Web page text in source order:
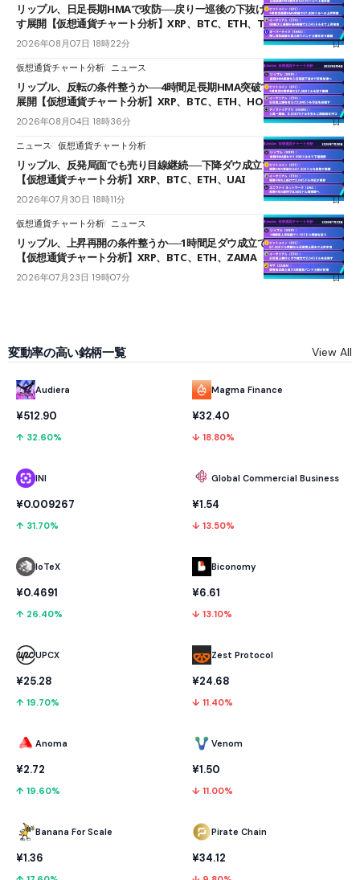
リップル、日足長期HMAで攻防──戻り一巡後の下抜けで0.95ドルを試
す展開【仮想通貨チャート分析】XRP、BTC、ETH、TAKE
2026年08月07日 18時22分
仮想通貨チャート分析 ニュース
リップル、反転の条件整うか──4時間足長期HMA突破で雲下端を目指す
展開【仮想通貨チャート分析】XRP、BTC、ETH、HOME
2026年08月04日 18時36分
ニュース 仮想通貨チャート分析
リップル、反発局面でも売り目線継続──下降ダウ成立で下値追う展開
【仮想通貨チャート分析】XRP、BTC、ETH、UAI
2026年07月30日 18時11分
仮想通貨チャート分析 ニュース
リップル、上昇再開の条件整うか──1時間足ダウ成立で1.185ドルを狙う
【仮想通貨チャート分析】XRP、BTC、ETH、ZAMA
2026年07月23日 19時07分
変動率の高い銘柄一覧 View All
Audiera
¥512.90
↑ 32.60%
INI
¥0.009267
↑ 31.70%
IoTeX
¥0.4691
↑ 26.40%
UPCX
¥25.28
↑ 19.70%
Anoma
¥2.72
↑ 19.60%
Banana For Scale
¥1.36
Magma Finance
¥32.40
↓ 18.80%
Global Commercial Business
¥1.54
↓ 13.50%
Biconomy
¥6.61
↓ 13.10%
Zest Protocol
¥24.68
↓ 11.40%
Venom
¥1.50
↓ 11.00%
Pirate Chain
¥34.12